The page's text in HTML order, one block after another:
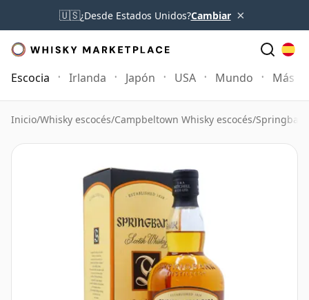
🇺🇸¿Desde Estados Unidos?Cambiar ×
Escocia Irlanda Japón USA Mundo Más
Inicio/Whisky escocés/Campbeltown Whisky escocés/